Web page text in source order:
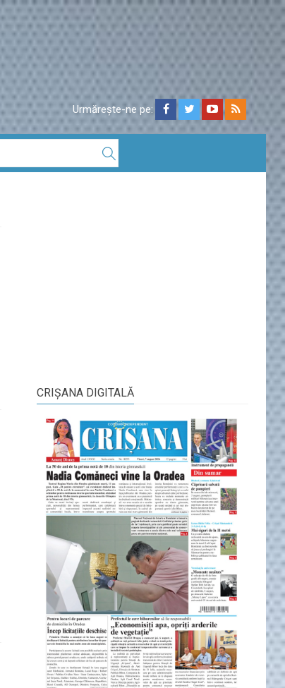
Urmărește-ne pe:
CRIŞANA DIGITALĂ